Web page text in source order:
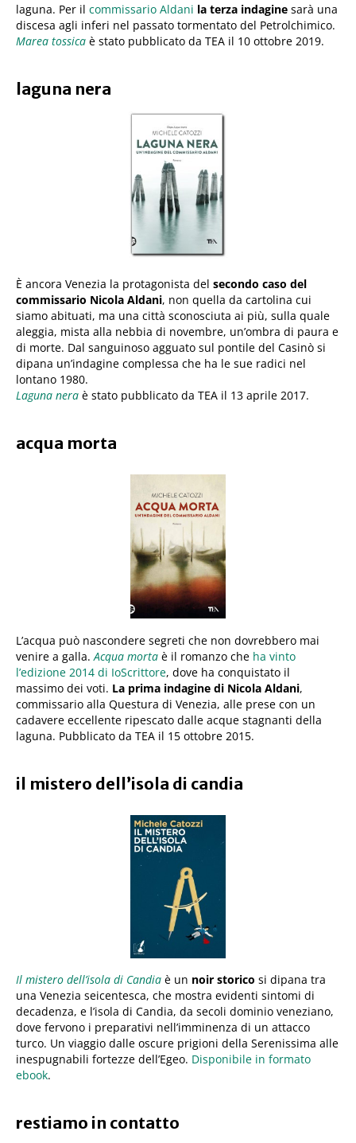
laguna. Per il commissario Aldani la terza indagine sarà una
discesa agli inferi nel passato tormentato del Petrolchimico.
Marea tossica è stato pubblicato da TEA il 10 ottobre 2019.
laguna nera
È ancora Venezia la protagonista del secondo caso del
commissario Nicola Aldani, non quella da cartolina cui
siamo abituati, ma una città sconosciuta ai più, sulla quale
aleggia, mista alla nebbia di novembre, un’ombra di paura e
di morte. Dal sanguinoso agguato sul pontile del Casinò si
dipana un’indagine complessa che ha le sue radici nel
lontano 1980.
Laguna nera è stato pubblicato da TEA il 13 aprile 2017.
acqua morta
L’acqua può nascondere segreti che non dovrebbero mai
venire a galla. Acqua morta è il romanzo che ha vinto
l’edizione 2014 di IoScrittore, dove ha conquistato il
massimo dei voti. La prima indagine di Nicola Aldani,
commissario alla Questura di Venezia, alle prese con un
cadavere eccellente ripescato dalle acque stagnanti della
laguna. Pubblicato da TEA il 15 ottobre 2015.
il mistero dell’isola di candia
Il mistero dell’isola di Candia è un noir storico si dipana tra
una Venezia seicentesca, che mostra evidenti sintomi di
decadenza, e l’isola di Candia, da secoli dominio veneziano,
dove fervono i preparativi nell’imminenza di un attacco
turco. Un viaggio dalle oscure prigioni della Serenissima alle
inespugnabili fortezze dell’Egeo. Disponibile in formato
ebook.
restiamo in contatto